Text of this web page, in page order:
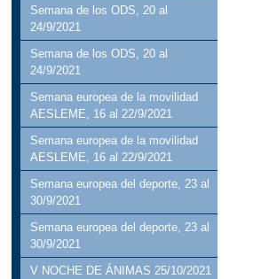
Semana de los ODS, 20 al
24/9/2021
Semana de los ODS, 20 al
24/9/2021
Semana europea de la movilidad
AESLEME, 16 al 22/9/2021
Semana europea de la movilidad
AESLEME, 16 al 22/9/2021
Semana europea del deporte, 23 al
30/9/2021
Semana europea del deporte, 23 al
30/9/2021
V NOCHE DE ÁNIMAS 25/10/2021